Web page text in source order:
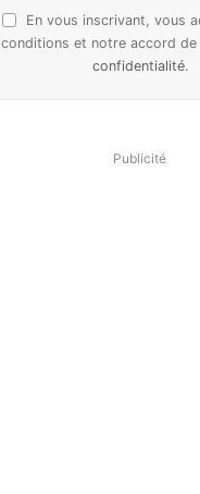
En vous inscrivant, vous
conditions et notre accord de
confidentialité.
Publicité